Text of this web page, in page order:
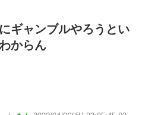
ギャンブルやろうとい
からん